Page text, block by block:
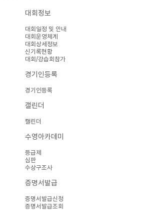
대회정보
대회일정 및 안내
대회운영체계
대회상세정보
신기록현황
대회/강습회참가
경기인등록
경기인등록
캘린더
캘린더
수영아카데미
등급제
심판
수상구조사
증명서발급
증명서발급신청
증명서발급조회